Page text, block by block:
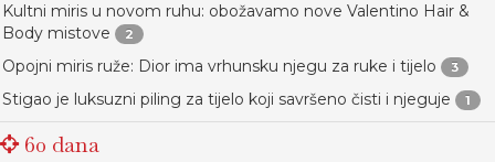
Kultni miris u novom ruhu: obožavamo nove Valentino Hair &
Body mistove
2
Opojni miris ruže: Dior ima vrhunsku njegu za ruke i tijelo 3
Stigao je luksuzni piling za tijelo koji savršeno čisti i njeguje 1
60 dana